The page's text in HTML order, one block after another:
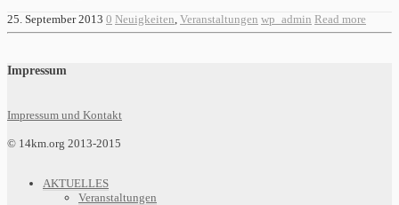
25. September 2013 0 Neuigkeiten Veranstaltungen wp_admin Read more
Impressum
Impressum und Kontakt
© 14km.org 2013-2015
AKTUELLES
Veranstaltungen